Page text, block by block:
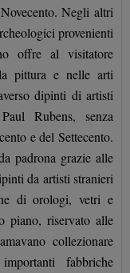
Negli altri
provenienti
offre al visitatore
pittura e nelle arti
dipinti di artisti
Rubens, senza
e del Settecento.
padrona grazie alle
da artisti stranieri
di orologi, vetri e
piano, riservato alle
collezionare
fabbriche